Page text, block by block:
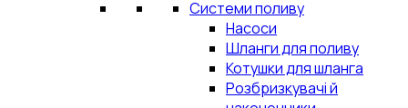
Системи поливу
Насоси
Шланги для поливу
Котушки для шланга
Розбризкувачі й